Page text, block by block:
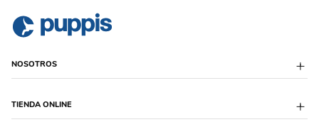
NOSOTROS
TIENDA ONLINE